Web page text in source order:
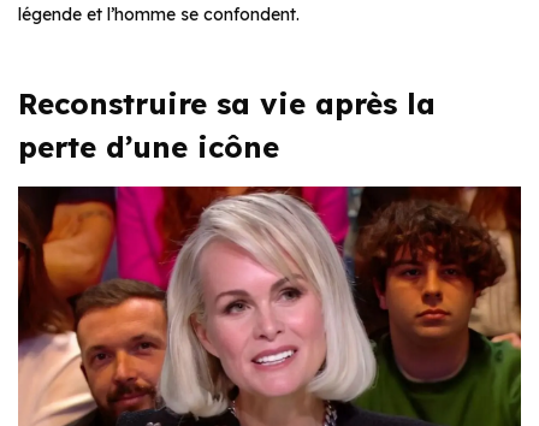
légende et l’homme se confondent.
Reconstruire sa vie après la
perte d’une icône